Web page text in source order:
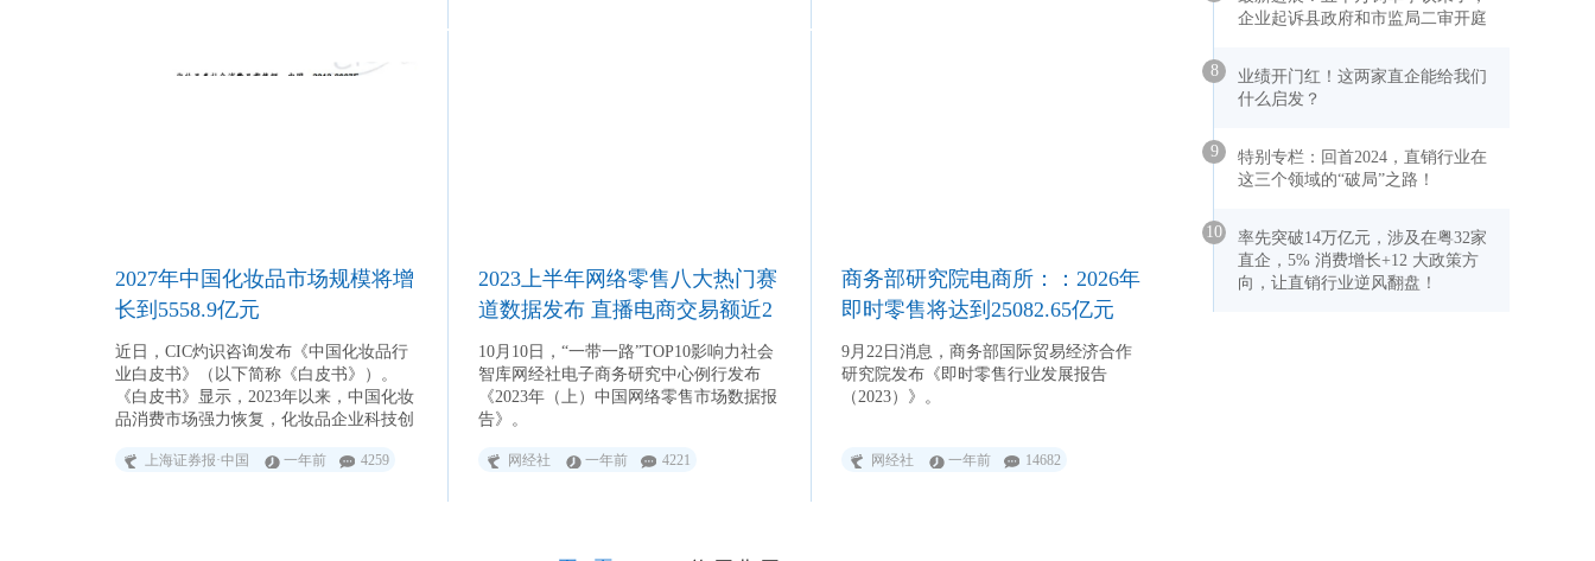
焦线上渠道加力研发投入 在建设多元化销
售渠道的行业大背景下，线上渠道销售额
化同样聚焦线上渠道，着力突破抖音商业
模式，电商组织持续优化，进一步提升线
同比提升34.64%。通过优化自播与达播能
力、优化电商基建等，完成品牌直播间的
标准化建设，多个品牌建立可盈利的自播
闭环模型，全面提升了电商渠道流量转化
司正在研发方面加大投入。如珀莱雅表
2027年中国化妆品市场规模将增
长到5558.9亿元
近日，CIC灼识咨询发布《中国化妆品行
业白皮书》（以下简称《白皮书》）。
《白皮书》显示，2023年以来，中国化妆
品消费市场强力恢复，化妆品企业科技创
发展带来新生动力。预计到2027年，中国
上海证券报·中国 一年前 4259
2023上半年网络零售八大热门赛
道数据发布 直播电商交易额近2
万亿
10月10日，“一带一路”TOP10影响力社会
智库网经社电子商务研究中心例行发布
《2023年（上）中国网络零售市场数据报
告》。
网经社 一年前 4221
商务部研究院电商所：：2026年
即时零售将达到25082.65亿元
9月22日消息，商务部国际贸易经济合作
研究院发布《即时零售行业发展报告
（2023）》。
网经社 一年前 14682
企业起诉县政府和市监局二审开庭
8
业绩开门红！这两家直企能给我们
什么启发？
9
特别专栏：回首2024，直销行业在
这三个领域的“破局”之路！
10
率先突破14万亿元，涉及在粤32家
直企，5% 消费增长+12 大政策方
向，让直销行业逆风翻盘！